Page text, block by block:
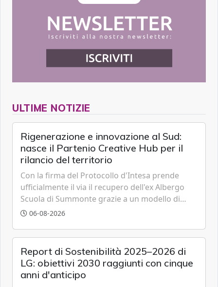
ULTIME NOTIZIE
Rigenerazione e innovazione al Sud:
nasce il Partenio Creative Hub per il
rilancio del territorio
Con la firma del Protocollo d'Intesa prende
ufficialmente il via il recupero dell'ex Albergo
Scuola di Summonte grazie a un modello di
partenariato pubblico-privato e a una rete di
06-08-2026
Report di Sostenibilità 2025–2026 di
LG: obiettivi 2030 raggiunti con cinque
anni d'anticipo